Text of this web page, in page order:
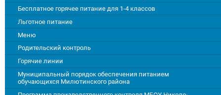
Бесплатное горячее питание для 1-4 классов
Льготное питание
Меню
Родительский контроль
Горячие линии
Муниципальный порядок обеспечения питанием
обучающихся Милютинского района